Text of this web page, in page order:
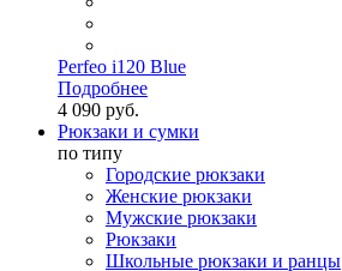
Perfeo i120 Blue
Подробнее
4 090 руб.
Рюкзаки и сумки
по типу
Городские рюкзаки
Женские рюкзаки
Мужские рюкзаки
Рюкзаки
Школьные рюкзаки и ранцы